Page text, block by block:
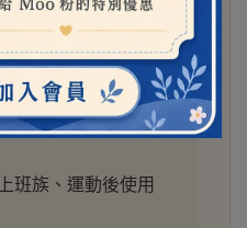
異味的人。
精、無人工香精體
味，爸媽想找溫和
班族、運動後使用